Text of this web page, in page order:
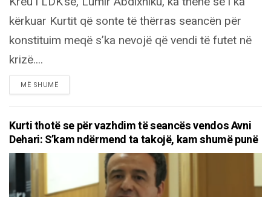
kërkuar Kurtit që sonte të thërras seancën për
konstituim meqë s’ka nevojë që vendi të futet në
krizë....
MË SHUMËDETAILS
Kurti thotë se për vazhdim të seancës vendos Avni
Dehari: S’kam ndërmend ta takojë, kam shumë punë